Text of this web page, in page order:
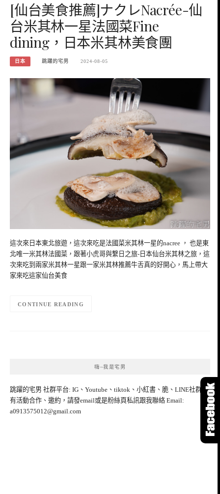
[仙台美食推薦]ナクレNacrée-仙
台米其林一星法國菜Fine
dining，日本米其林美食團
日本 跳躍的宅男 2024-08-05
這次來日本東北旅遊，這次來吃是法國菜米其林一星的nacree ， 也是東
北唯一米其林法國菜，跟著小虎哥與繫日之旅-日本仙台米其林之旅，這
次來吃到兩家米其林一星跟一家米其林推薦牛舌真的好開心，馬上帶大
家來吃這家仙台美食
CONTINUE READING
嗨~我是宅男
跳躍的宅男 社群平台: IG、Youtube、tiktok、小紅書、脆、LINE社群 如
有活動合作、邀約，請發email或是粉絲頁私訊跟我聯絡 Email:
a0913575012@gmail.com